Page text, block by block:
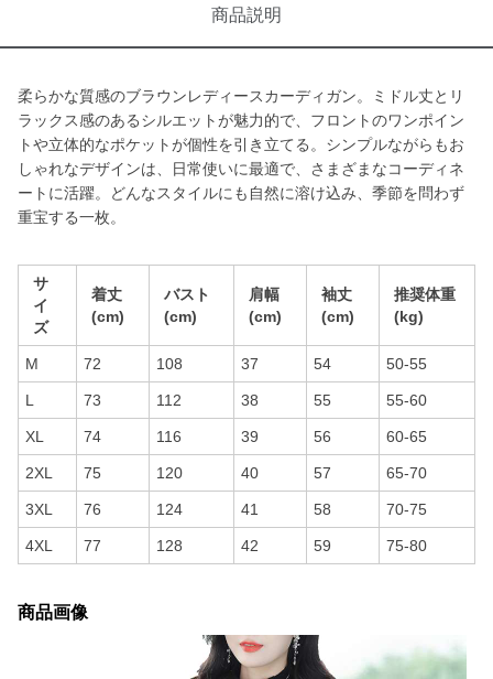
商品説明
柔らかな質感のブラウンレディースカーディガン。ミドル丈とリ
ラックス感のあるシルエットが魅力的で、フロントのワンポイン
トや立体的なポケットが個性を引き立てる。シンプルながらもお
しゃれなデザインは、日常使いに最適で、さまざまなコーディネ
ートに活躍。どんなスタイルにも自然に溶け込み、季節を問わず
重宝する一枚。
サ
イ
ズ
着丈
(cm)
バスト
(cm)
肩幅
(cm)
袖丈
(cm)
推奨体重
(kg)
M 72 108 37 54 50-55
L 73 112 38 55 55-60
XL 74 116 39 56 60-65
2XL 75 120 40 57 65-70
3XL 76 124 41 58 70-75
4XL 77 128 42 59 75-80
商品画像